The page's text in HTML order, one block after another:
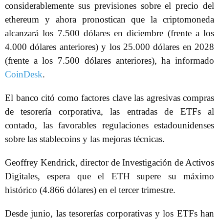
considerablemente sus previsiones sobre el precio del
ethereum y ahora pronostican que la criptomoneda
alcanzará los 7.500 dólares en diciembre (frente a los
4.000 dólares anteriores) y los 25.000 dólares en 2028
(frente a los 7.500 dólares anteriores), ha informado
CoinDesk.
El banco citó como factores clave las agresivas compras
de tesorería corporativa, las entradas de ETFs al
contado, las favorables regulaciones estadounidenses
sobre las stablecoins y las mejoras técnicas.
Geoffrey Kendrick, director de Investigación de Activos
Digitales, espera que el ETH supere su máximo
histórico (4.866 dólares) en el tercer trimestre.
Desde junio, las tesorerías corporativas y los ETFs han